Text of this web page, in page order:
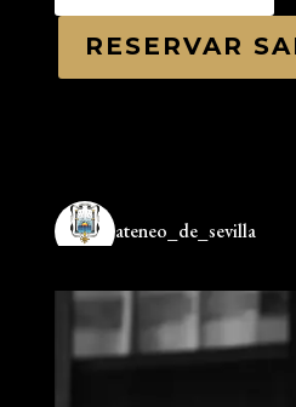
RESERVAR
ateneo_de_sevilla